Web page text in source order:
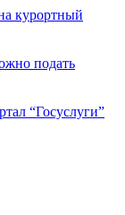
курортный
подать
“Госуслуги”